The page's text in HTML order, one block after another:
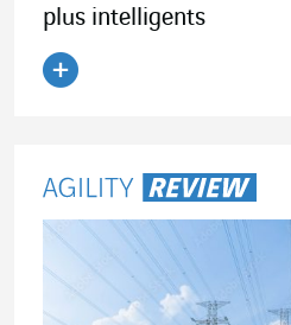
plus intelligents